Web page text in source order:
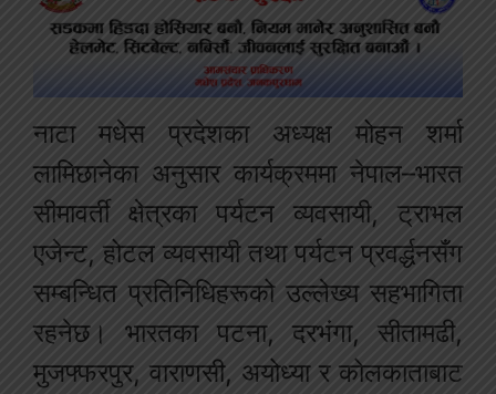
नाटा मधेस प्रदेशका अध्यक्ष मोहन शर्मा
लामिछानेका अनुसार कार्यक्रममा नेपाल–भारत
सीमावर्ती क्षेत्रका पर्यटन व्यवसायी, ट्राभल
एजेन्ट, होटल व्यवसायी तथा पर्यटन प्रवर्द्धनसँग
सम्बन्धित प्रतिनिधिहरूको उल्लेख्य सहभागिता
रहनेछ। भारतका पटना, दरभंगा, सीतामढी,
मुजफ्फरपुर, वाराणसी, अयोध्या र कोलकाताबाट